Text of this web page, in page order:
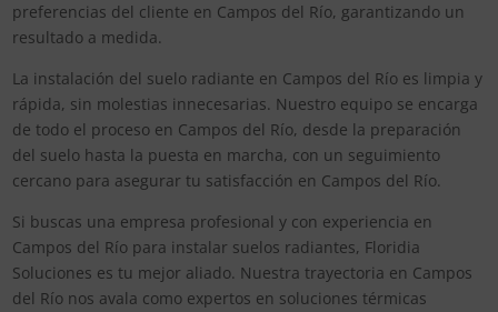
preferencias del cliente en Campos del Río, garantizando un
resultado a medida.
La instalación del suelo radiante en Campos del Río es limpia y
rápida, sin molestias innecesarias. Nuestro equipo se encarga
de todo el proceso en Campos del Río, desde la preparación
del suelo hasta la puesta en marcha, con un seguimiento
cercano para asegurar tu satisfacción en Campos del Río.
Si buscas una empresa profesional y con experiencia en
Campos del Río para instalar suelos radiantes, Floridia
Soluciones es tu mejor aliado. Nuestra trayectoria en Campos
del Río nos avala como expertos en soluciones térmicas